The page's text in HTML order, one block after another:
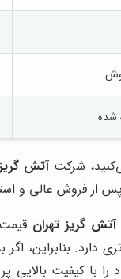
شده
شرکتآتش
فروش عالی و
آتش گریز تهران
دارد. بنابراین،
با کیفیت بالایی